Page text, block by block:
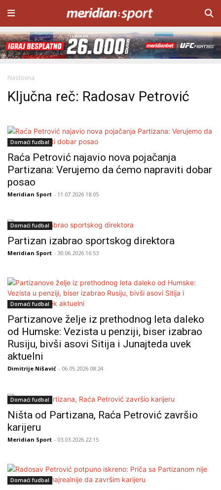
Naslovna
Ključna reč: Radosav Petrović
Domaći fudbal
Raća Petrović najavio nova pojačanja
Partizana: Verujemo da ćemo napraviti dobar
posao
Meridian Sport - 11.07.2026 18:05
Domaći fudbal
Partizan izabrao sportskog direktora
Meridian Sport - 30.06.2026 16:53
Domaći fudbal
Partizanove želje iz prethodnog leta daleko
od Humske: Vezista u penziji, biser izabrao
Rusiju, bivši asovi Sitija i Junajteda uvek
aktuelni
Dimitrije Nišavić - 06.05.2026 08:24
Domaći fudbal
Ništa od Partizana, Raća Petrović završio
karijeru
Meridian Sport - 03.03.2026 22:15
Domaći fudbal